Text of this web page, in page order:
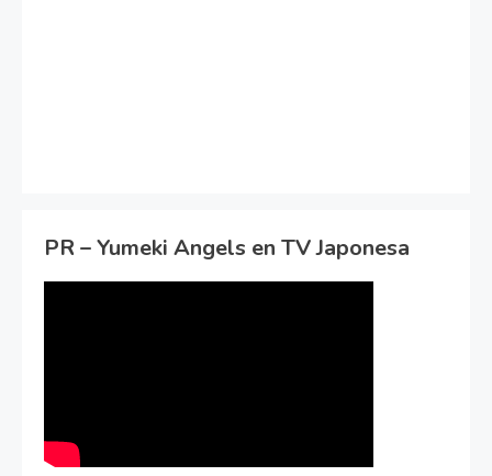
PR – Yumeki Angels en TV Japonesa